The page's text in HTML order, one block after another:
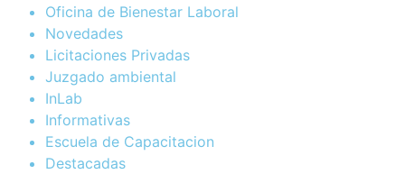
Oficina de Bienestar Laboral
Novedades
Licitaciones Privadas
Juzgado ambiental
InLab
Informativas
Escuela de Capacitacion
Destacadas